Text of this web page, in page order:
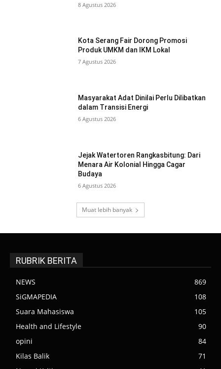
8 Agustus 2026
Kota Serang Fair Dorong Promosi
Produk UMKM dan IKM Lokal
7 Agustus 2026
Masyarakat Adat Dinilai Perlu Dilibatkan
dalam Transisi Energi
6 Agustus 2026
Jejak Watertoren Rangkasbitung: Dari
Menara Air Kolonial Hingga Cagar
Budaya
6 Agustus 2026
Muat lebih banyak
RUBRIK BERITA
NEWS
869
SiGMAPEDIA
108
Suara Mahasiswa
105
Health and Lifestyle
90
opini
84
Kilas Balik
71